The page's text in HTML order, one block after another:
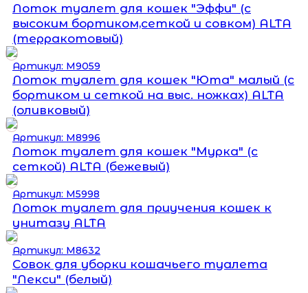
Лоток туалет для кошек "Эффи" (с
высоким бортиком,сеткой и совком) ALTA
(терракотовый)
Артикул: М9059
Лоток туалет для кошек "Юта" малый (с
бортиком и сеткой на выс. ножках) ALTA
(оливковый)
Артикул: М8996
Лоток туалет для кошек "Мурка" (с
сеткой) ALTA (бежевый)
Артикул: М5998
Лоток туалет для приучения кошек к
унитазу ALTA
Артикул: М8632
Совок для уборки кошачьего туалета
"Лекси" (белый)